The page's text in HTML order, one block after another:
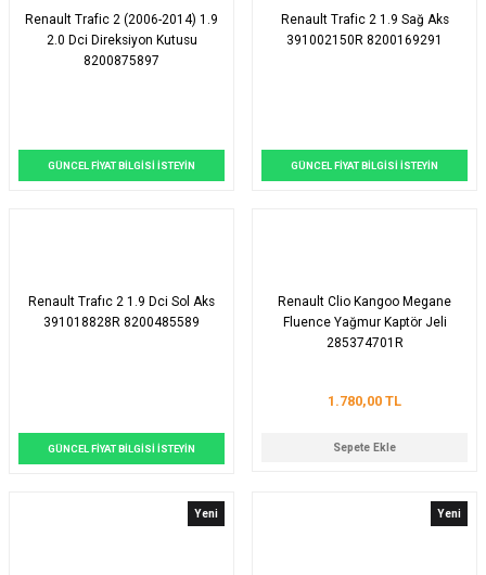
Renault Trafic 2 (2006-2014) 1.9
2.0 Dci Direksiyon Kutusu
8200875897
GÜNCEL FİYAT BİLGİSİ İSTEYİN
Renault Trafic 2 1.9 Sağ Aks
391002150R 8200169291
GÜNCEL FİYAT BİLGİSİ İSTEYİN
Renault Trafıc 2 1.9 Dci Sol Aks
391018828R 8200485589
GÜNCEL FİYAT BİLGİSİ İSTEYİN
Renault Clio Kangoo Megane
Fluence Yağmur Kaptör Jeli
285374701R
1.780,00 TL
Sepete Ekle
Yeni Yeni